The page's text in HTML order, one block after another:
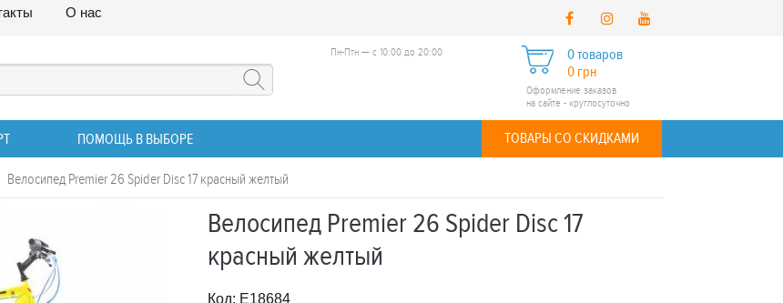
О нас
0 товаров
0 грн
Оформление заказов
на сайте - круглосуточно
Пн-Птн — с 10:00 до 20:00
ПОМОЩЬ В ВЫБОРЕ ТОВАРЫ СО СКИДКАМИ
Велосипед Premier 26 Spider Disc 17 красный желтый
Велосипед Premier 26 Spider Disc 17
красный желтый
Код: E18684